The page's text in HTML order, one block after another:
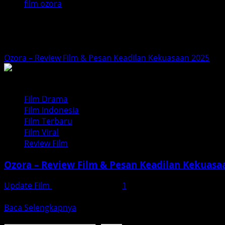
film ozora
Ozora – Review Film & Pesan Keadilan Kekuasaan 2025
Film Drama
Film Indonesia
Film Terbaru
Film Viral
Review Film
Ozora – Review Film & Pesan Keadilan
Update Film
1
Baca Selengkapnya